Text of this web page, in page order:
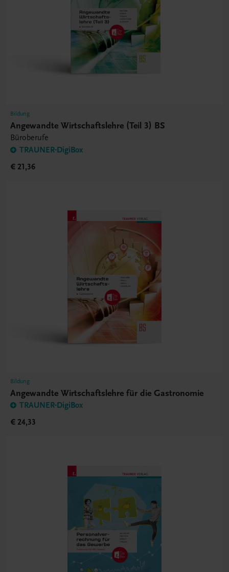
Bildung
Angewandte Wirtschaftslehre (Teil 3) BS
Büroberufe
TRAUNER-DigiBox
€ 21,36
Bildung
Angewandte Wirtschaftslehre für die Gastronomie
TRAUNER-DigiBox
€ 24,33